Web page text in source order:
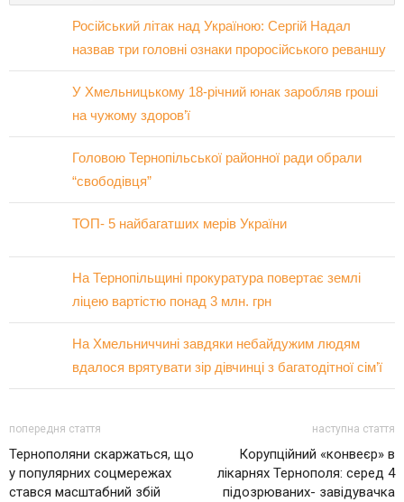
Російський літак над Україною: Сергій Надал
назвав три головні ознаки проросійського реваншу
У Хмельницькому 18-річний юнак заробляв гроші
на чужому здоров’ї
Головою Тернопільської районної ради обрали
“свободівця”
ТОП- 5 найбагатших мерів України
На Тернопільщині прокуратура повертає землі
ліцею вартістю понад 3 млн. грн
На Хмельниччині завдяки небайдужим людям
вдалося врятувати зір дівчинці з багатодітної сім’ї
попередня стаття
Тернополяни скаржаться, що
у популярних соцмережах
стався масштабний збій
наступна стаття
Корупційний «конвеєр» в
лікарнях Тернополя: серед 4
підозрюваних- завідувачка